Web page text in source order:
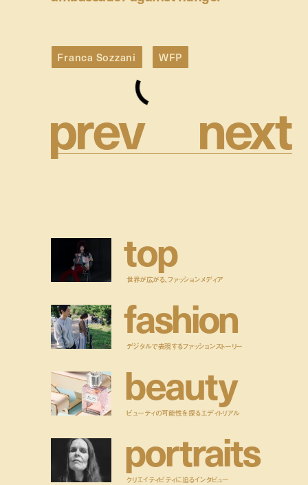
Franca Sozzani WFP
prev next
top
世界が広がる、ファッションメディア
fashion
デジタルで表現するファッションストーリー
beauty
ビューティの可能性を探るエディトリアル
portraits
クリエイティビティに迫るインタビュー